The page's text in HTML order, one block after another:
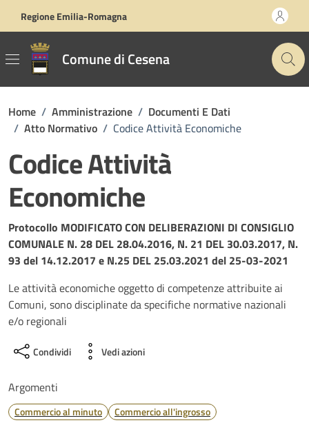
Regione Emilia-Romagna
Comune di Cesena
Home / Amministrazione / Documenti E Dati
/ Atto Normativo / Codice Attività Economiche
Codice Attività
Economiche
Dettagli del documento
Protocollo MODIFICATO CON DELIBERAZIONI DI CONSIGLIO
COMUNALE N. 28 DEL 28.04.2016, N. 21 DEL 30.03.2017, N.
93 del 14.12.2017 e N.25 DEL 25.03.2021 del 25-03-2021
Le attività economiche oggetto di competenze attribuite ai
Comuni, sono disciplinate da specifiche normative nazionali
e/o regionali
Condividi Vedi azioni
Argomenti
Commercio al minuto
Commercio all'ingrosso